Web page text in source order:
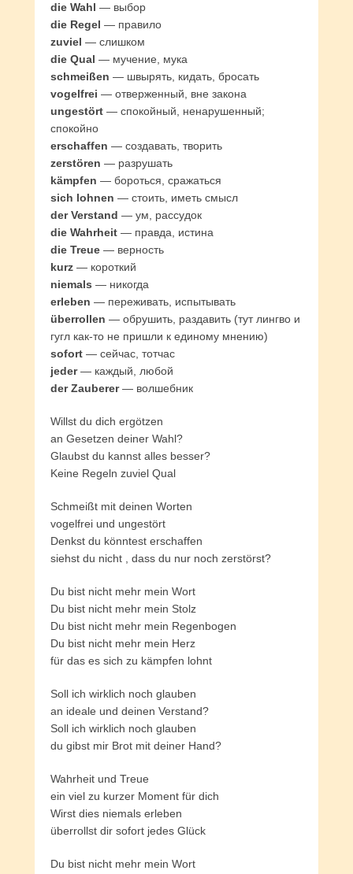
die Wahl — выбор
die Regel — правило
zuviel — слишком
die Qual — мучение, мука
schmeißen — швырять, кидать, бросать
vogelfrei — отверженный, вне закона
ungestört — спокойный, ненарушенный;
спокойно
erschaffen — создавать, творить
zerstören — разрушать
kämpfen — бороться, сражаться
sich lohnen — стоить, иметь смысл
der Verstand — ум, рассудок
die Wahrheit — правда, истина
die Treue — верность
kurz — короткий
niemals — никогда
erleben — переживать, испытывать
überrollen — обрушить, раздавить (тут лингво и
гугл как-то не пришли к единому мнению)
sofort — сейчас, тотчас
jeder— каждый, любой
der Zauberer— волшебник
Willst du dich ergötzen
an Gesetzen deiner Wahl?
Glaubst du kannst alles besser?
Keine Regeln zuviel Qual
Schmeißt mit deinen Worten
vogelfrei und ungestört
Denkst du könntest erschaffen
siehst du nicht , dass du nur noch zerstörst?
Du bist nicht mehr mein Wort
Du bist nicht mehr mein Stolz
Du bist nicht mehr mein Regenbogen
Du bist nicht mehr mein Herz
für das es sich zu kämpfen lohnt
Soll ich wirklich noch glauben
an ideale und deinen Verstand?
Soll ich wirklich noch glauben
du gibst mir Brot mit deiner Hand?
Wahrheit und Treue
ein viel zu kurzer Moment für dich
Wirst dies niemals erleben
überrollst dir sofort jedes Glück
Du bist nicht mehr mein Wort